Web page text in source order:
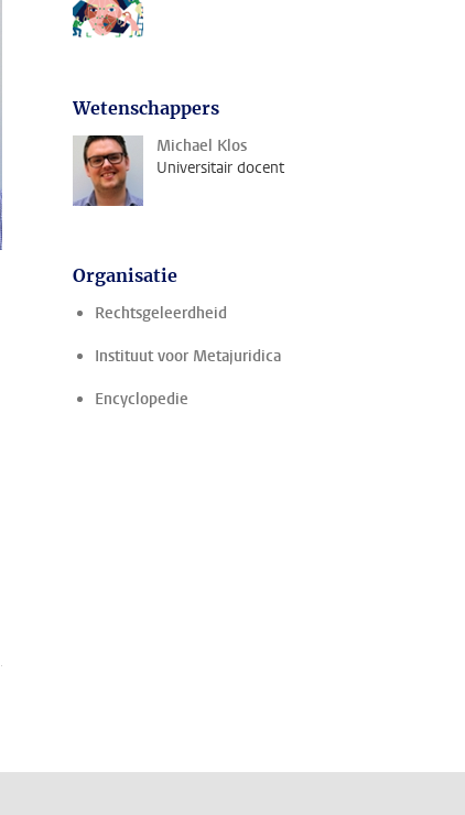
Wetenschappers
Michael Klos
Universitair docent
Organisatie
Rechtsgeleerdheid
Instituut voor Metajuridica
Encyclopedie